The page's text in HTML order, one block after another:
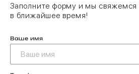
Заполните форму и мы свяжемся
в ближайшее время!
Ваше имя